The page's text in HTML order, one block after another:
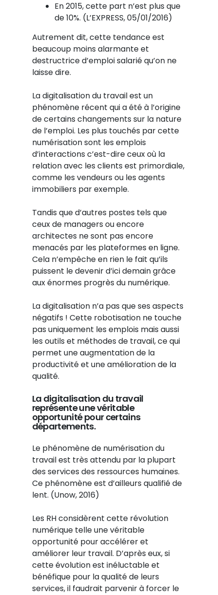
En 2015, cette part n’est plus que
de 10%. (L’EXPRESS, 05/01/2016)
Autrement dit, cette tendance est
beaucoup moins alarmante et
destructrice d’emploi salarié qu’on ne
laisse dire.
La digitalisation du travail est un
phénomène récent qui a été à l’origine
de certains changements sur la nature
de l’emploi. Les plus touchés par cette
numérisation sont les emplois
d’interactions c’est-dire ceux où la
relation avec les clients est primordiale,
comme les vendeurs ou les agents
immobiliers par exemple.
Tandis que d’autres postes tels que
ceux de managers ou encore
architectes ne sont pas encore
menacés par les plateformes en ligne.
Cela n’empêche en rien le fait qu’ils
puissent le devenir d’ici demain grâce
aux énormes progrès du numérique.
La digitalisation n’a pas que ses aspects
négatifs ! Cette robotisation ne touche
pas uniquement les emplois mais aussi
les outils et méthodes de travail, ce qui
permet une augmentation de la
productivité et une amélioration de la
qualité.
La digitalisation du travail
représente une véritable
opportunité pour certains
départements.
Le phénomène de numérisation du
travail est très attendu par la plupart
des services des ressources humaines.
Ce phénomène est d’ailleurs qualifié de
lent. (Unow, 2016)
Les RH considèrent cette révolution
numérique telle une véritable
opportunité pour accélérer et
améliorer leur travail. D’après eux, si
cette évolution est inéluctable et
bénéfique pour la qualité de leurs
services, il faudrait parvenir à forcer le